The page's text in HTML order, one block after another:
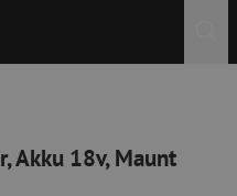
Akku 18v, Maunt